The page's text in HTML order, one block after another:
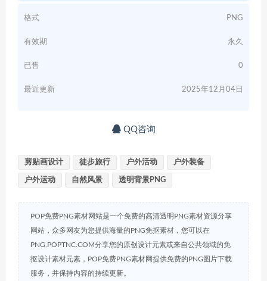
格式 PNG
有效期 永久
已售 0
最近更新 2025年12月04日
QQ咨询
剪贴画设计 徒步旅行 户外活动 户外装备
户外运动 自然风景 透明背景PNG
POP免费PNG素材网站是一个免费的高清透明PNG素材资源分享
网站，众多网友为您提供海量的PNG免抠素材，您可以在
PNG.POPTNC.COM分享您的原创设计元素或来自公共领域的免
抠设计素材元素，POP免费PNG素材网提供免费的PNG图片下载
服务，并保持内容的持续更新。